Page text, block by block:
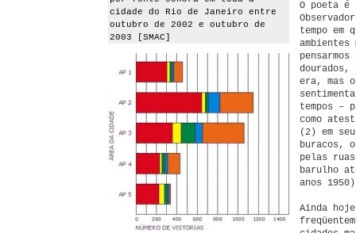
cidade do Rio de Janeiro entre
outubro de 2002 e outubro de
2003 [SMAC]
O poeta é
tempo em
era, mas
tempos –
como
(2) em
buracos,
pelas
barulho
anos
Ainda